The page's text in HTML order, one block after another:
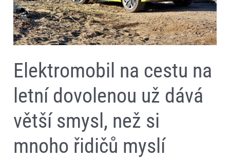
Elektromobil na cestu na
letní dovolenou už dává
větší smysl, než si
mnoho řidičů myslí
si
mnoho
řidičů
myslí